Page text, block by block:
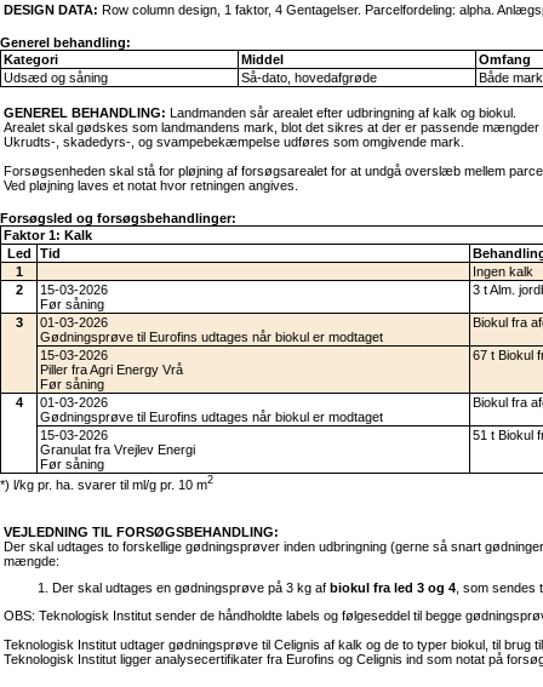
DESIGN DATA: Row column design, 1 faktor, 4 Gentagelser. Parcelfordeling: alpha.
Generel behandling:
Kategori
Middel
Omfang
Udsæd og såning
Så-dato, hovedafgrøde Både
GENEREL BEHANDLING: Landmanden sår arealet efter udbringning af kalk og biokul.
Arealet skal gødskes som landmandens mark, blot det sikres at der er passende
Ukrudts-, skadedyrs-, og svampebekæmpelse udføres som omgivende mark.
Forsøgsenheden skal stå for pløjning af forsøgsarealet for at undgå overslæb mellem
Ved pløjning laves et notat hvor retningen angives.
Forsøgsled og forsøgsbehandlinger:
Faktor 1: Kalk
Led
Tid
1
Ingen kalk
2
15-03-2026
Før såning
3 t Alm.
3
01-03-2026
Gødningsprøve til Eurofins udtages når biokul er modtaget
Biokul fra
15-03-2026
Piller fra Agri Energy Vrå
Før såning
67 t Biokul
4
01-03-2026
Gødningsprøve til Eurofins udtages når biokul er modtaget
Biokul fra
15-03-2026
Granulat fra Vrejlev Energi
Før såning
51 t Biokul
*) l/kg pr. ha. svarer til ml/g pr. 10 m2
VEJLEDNING TIL FORSØGSBEHANDLING:
Der skal udtages to forskellige gødningsprøver inden udbringning (gerne så snart
mængde:
Der skal udtages en gødningsprøve på 3 kg af biokul fra led 3 og 4 , som sendes
OBS: Teknologisk Institut sender de håndholdte labels og følgeseddel til begge
Teknologisk Institut udtager gødningsprøve til Celignis af kalk og de to typer biokul, til
Teknologisk Institut ligger analysecertifikater fra Eurofins og Celignis ind som notat på